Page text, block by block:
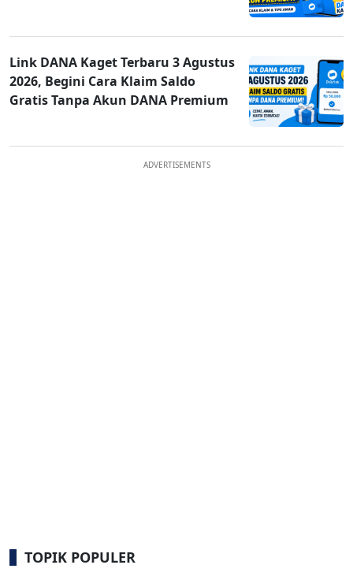
Link DANA Kaget Terbaru 3 Agustus
2026, Begini Cara Klaim Saldo
Gratis Tanpa Akun DANA Premium
ADVERTISEMENTS
TOPIK POPULER